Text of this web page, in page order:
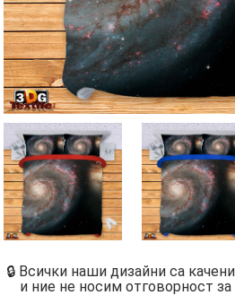
🔒 Всички наши дизайни са
и ние не носим отговорност